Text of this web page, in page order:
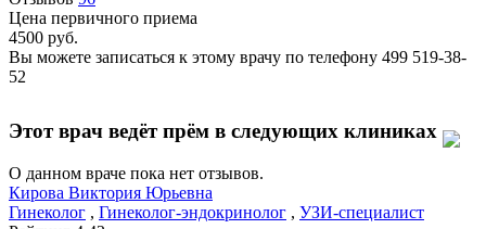
Цена первичного приема
4500 руб.
Вы можете записаться к этому врачу по телефону 499 519-38-
52
Этот врач ведёт прём в следующих клиниках
О данном враче пока нет отзывов.
Кирова Виктория Юрьевна
Гинеколог , Гинеколог-эндокринолог , УЗИ-специалист